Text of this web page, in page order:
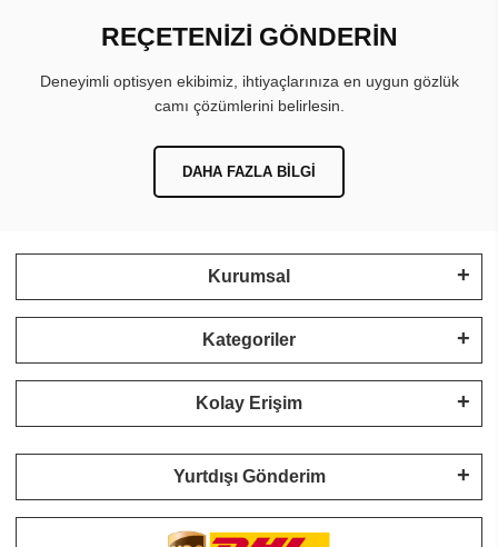
REÇETENİZİ GÖNDERİN
Deneyimli optisyen ekibimiz, ihtiyaçlarınıza en uygun gözlük
camı çözümlerini belirlesin.
DAHA FAZLA BILGI
Kurumsal
Kategoriler
Kolay Erişim
Yurtdışı Gönderim